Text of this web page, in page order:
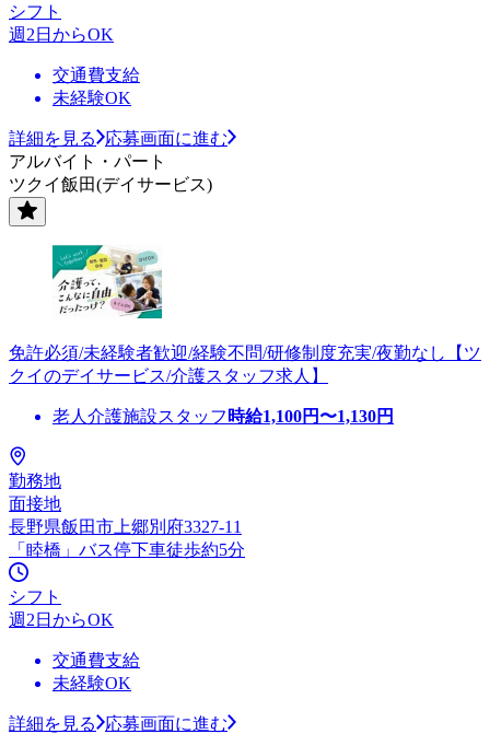
シフト
週2日からOK
交通費支給
未経験OK
詳細を見る
応募画面に進む
アルバイト・パート
ツクイ飯田(デイサービス)
免許必須/未経験者歓迎/経験不問/研修制度充実/夜勤なし【ツ
クイのデイサービス/介護スタッフ求人】
老人介護施設スタッフ 時給1,100円〜1,130円
勤務地
面接地
長野県飯田市上郷別府3327-11
「睦橋」バス停下車徒歩約5分
シフト
週2日からOK
交通費支給
未経験OK
詳細を見る
応募画面に進む